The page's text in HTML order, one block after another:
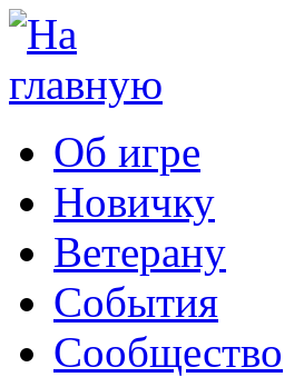
Об игре
Новичку
Ветерану
События
Сообщество